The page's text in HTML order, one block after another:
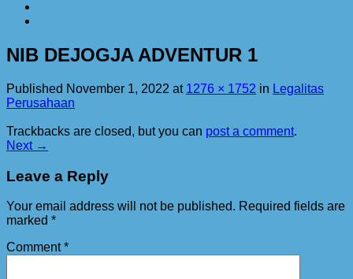
NIB DEJOGJA ADVENTUR 1
Published November 1, 2022 at 1276 × 1752 in Legalitas
Perusahaan
Trackbacks are closed, but you can post a comment.
Next →
Leave a Reply
Your email address will not be published. Required fields are
marked *
Comment*